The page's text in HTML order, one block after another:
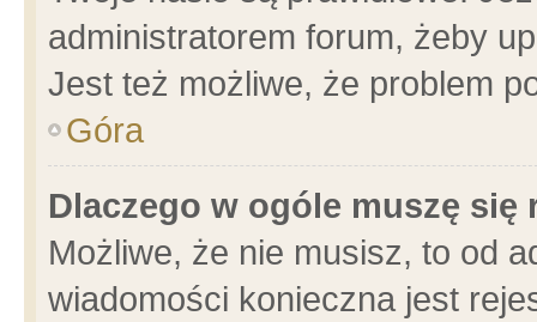
administratorem forum, żeby
Jest też możliwe, że problem
Góra
Dlaczego w ogóle muszę się
Możliwe, że nie musisz, to od
wiadomości konieczna jest